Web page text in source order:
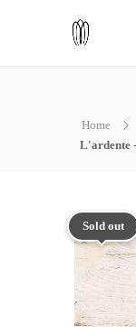
Home
L'ardente
Sold out